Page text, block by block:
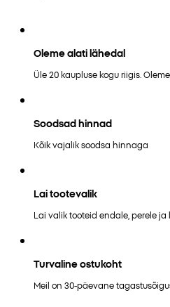
Oleme alati lähedal
Üle 20 kaupluse kogu riigis.
Soodsad hinnad
Kõik vajalik soodsa hinnaga
Lai tootevalik
Lai valik tooteid endale, perele ja
Turvaline ostukoht
Meil on 30-päevane